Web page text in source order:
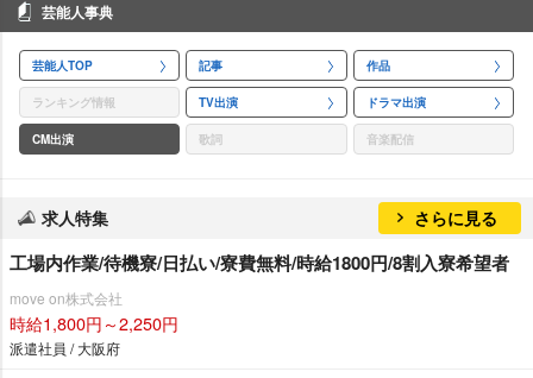
芸能人事典
芸能人TOP 記事 作品
ランキング情報 TV出演 ドラマ出演
CM出演 歌詞 音楽配信
求人特集 さらに見る
工場内作業/待機寮/日払い/寮費無料/時給1800円/8割入寮希望者
move on株式会社
時給1,800円～2,250円
派遣社員 / 大阪府